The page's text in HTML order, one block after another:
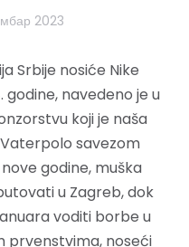
2023
Srbije nosiće Nike
navedeno je u
koji je naša
savezom
godine, muška
u Zagreb, dok
voditi borbe u
prvenstvima, noseći